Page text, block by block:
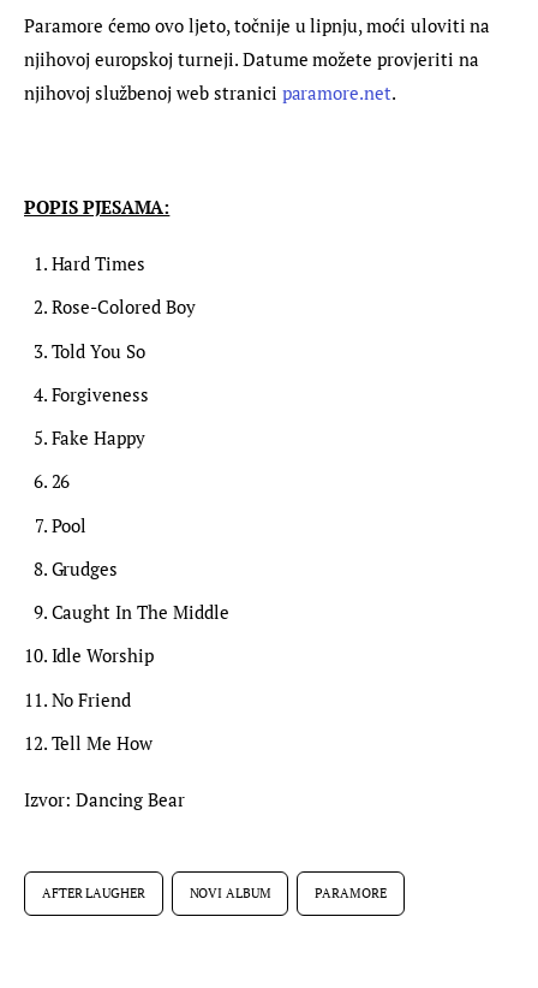
Paramore ćemo ovo ljeto, točnije u lipnju, moći uloviti na
njihovoj europskoj turneji. Datume možete provjeriti na
njihovoj službenoj web stranici paramore.net.
POPIS PJESAMA:
Hard Times
Rose-Colored Boy
Told You So
Forgiveness
Fake Happy
26
Pool
Grudges
Caught In The Middle
Idle Worship
No Friend
Tell Me How
Izvor: Dancing Bear
AFTER LAUGHER NOVI ALBUM PARAMORE